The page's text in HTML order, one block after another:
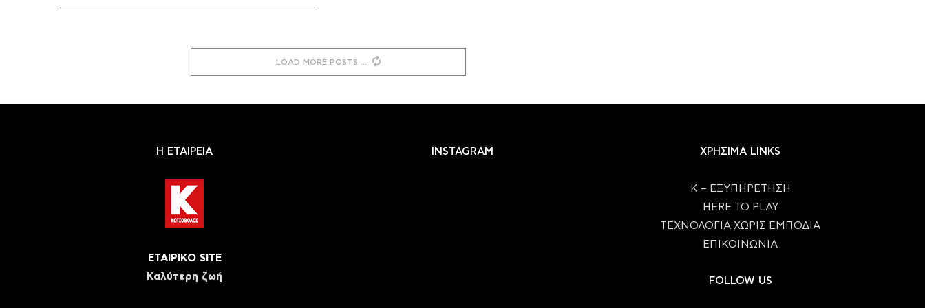
LOAD MORE POSTS
Η ΕΤΑΙΡΕΙΑ
ΕΤΑΙΡΙΚΟ SITE
Καλύτερη ζωή
INSTAGRAM ΧΡΗΣΙΜΑ LINKS
Κ – ΕΞΥΠΗΡΕΤΗΣΗ
HERE TO PLAY
ΤΕΧΝΟΛΟΓΙΑ ΧΩΡΙΣ ΕΜΠΟΔΙΑ
ΕΠΙΚΟΙΝΩΝΙΑ
FOLLOW US